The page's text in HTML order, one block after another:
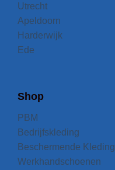
Utrecht
Apeldoorn
Harderwijk
Ede
Shop
PBM
Bedrijfskleding
Beschermende Kleding
Werkhandschoenen